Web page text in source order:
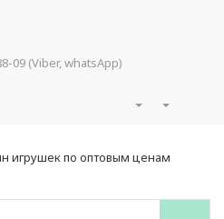
09 (Viber, whatsApp)